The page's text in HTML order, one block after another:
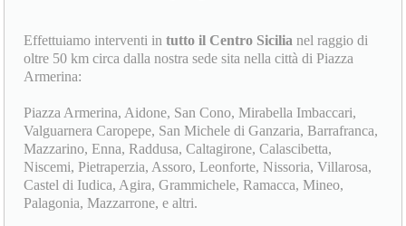
Effettuiamo interventi intutto il Centro Sicilia nel raggio di
oltre 50 km circa dalla nostra sede sita nella città di Piazza
Armerina:
Piazza Armerina, Aidone, San Cono, Mirabella Imbaccari,
Valguarnera Caropepe, San Michele di Ganzaria, Barrafranca,
Mazzarino, Enna, Raddusa, Caltagirone, Calascibetta,
Niscemi, Pietraperzia, Assoro, Leonforte, Nissoria, Villarosa,
Castel di Iudica, Agira, Grammichele, Ramacca, Mineo,
Palagonia, Mazzarrone, e altri.